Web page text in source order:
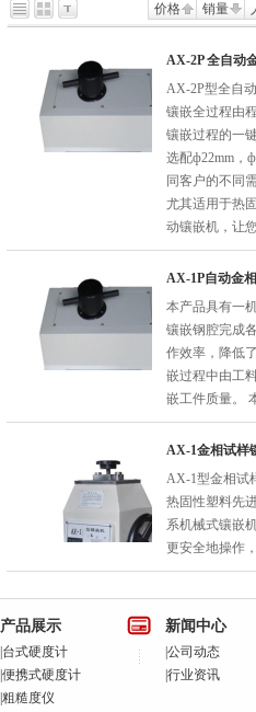
价格
销量
AX-2P 全自动
AX-2P型全自
镶嵌全过程由
镶嵌过程的一
选配ф22mm，
同客户的不同
尤其适用于热
动镶嵌机，让
AX-1P自动金
本产品具有一
镶嵌钢腔完成
作效率，降低
嵌过程中由工
嵌工件质量。
AX-1金相试样
AX-1型金相试
热固性塑料先
系机械式镶嵌
更安全地操作
产品展示
台式硬度计
便携式硬度计
粗糙度仪
新闻中心
公司动态
行业资讯